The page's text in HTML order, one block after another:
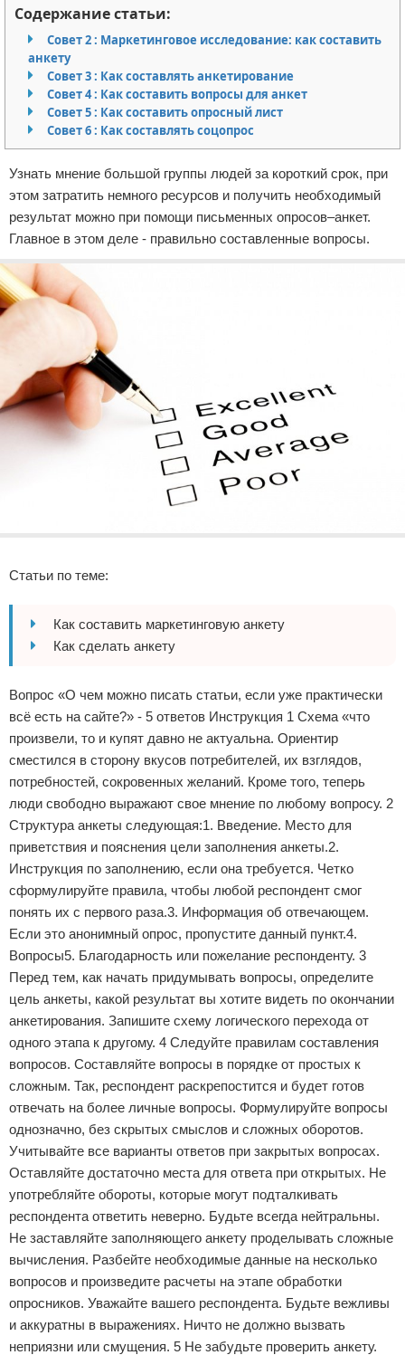
Обзоры разных книг
Разное про литературу
Отказ от ответственности
Содержание статьи:
Совет 2 : Маркетинговое исследование: как составить
анкету
Совет 3 : Как составлять анкетирование
Совет 4 : Как составить вопросы для анкет
Совет 5 : Как составить опросный лист
Совет 6 : Как составлять соцопрос
Узнать мнение большой группы людей за короткий срок, при
этом затратить немного ресурсов и получить необходимый
результат можно при помощи письменных опросов–анкет.
Главное в этом деле - правильно составленные вопросы.
Статьи по теме:
Как составить маркетинговую анкету
Как сделать анкету
Вопрос «О чем можно писать статьи, если уже практически
всё есть на сайте?» - 5 ответов Инструкция 1 Схема «что
произвели, то и купят давно не актуальна. Ориентир
сместился в сторону вкусов потребителей, их взглядов,
потребностей, сокровенных желаний. Кроме того, теперь
люди свободно выражают свое мнение по любому вопросу. 2
Структура анкеты следующая:1. Введение. Место для
приветствия и пояснения цели заполнения анкеты.2.
Инструкция по заполнению, если она требуется. Четко
сформулируйте правила, чтобы любой респондент смог
понять их с первого раза.3. Информация об отвечающем.
Если это анонимный опрос, пропустите данный пункт.4.
Вопросы5. Благодарность или пожелание респонденту. 3
Перед тем, как начать придумывать вопросы, определите
цель анкеты, какой результат вы хотите видеть по окончании
анкетирования. Запишите схему логического перехода от
одного этапа к другому. 4 Следуйте правилам составления
вопросов. Составляйте вопросы в порядке от простых к
сложным. Так, респондент раскрепостится и будет готов
отвечать на более личные вопросы. Формулируйте вопросы
однозначно, без скрытых смыслов и сложных оборотов.
Учитывайте все варианты ответов при закрытых вопросах.
Оставляйте достаточно места для ответа при открытых. Не
употребляйте обороты, которые могут подталкивать
респондента ответить неверно. Будьте всегда нейтральны.
Не заставляйте заполняющего анкету проделывать сложные
вычисления. Разбейте необходимые данные на несколько
вопросов и произведите расчеты на этапе обработки
опросников. Уважайте вашего респондента. Будьте вежливы
и аккуратны в выражениях. Ничто не должно вызвать
неприязни или смущения. 5 Не забудьте проверить анкету.